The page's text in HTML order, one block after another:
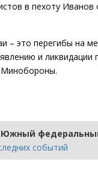
в пехоту
– это перегибы на
и
Минобороны.
событий